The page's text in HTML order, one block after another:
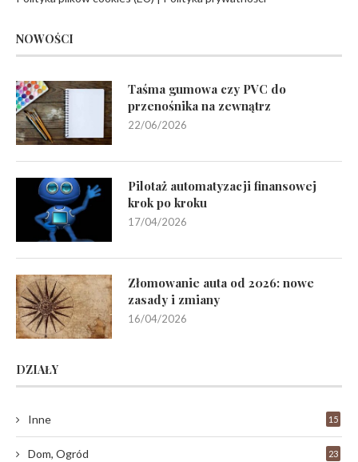
NOWOŚCI
Taśma gumowa czy PVC do
przenośnika na zewnątrz
22/06/2026
Pilotaż automatyzacji finansowej
krok po kroku
17/04/2026
Złomowanie auta od 2026: nowe
zasady i zmiany
16/04/2026
DZIAŁY
Inne 15
Dom, Ogród 23